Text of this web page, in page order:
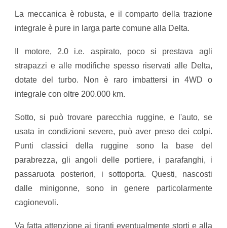
La meccanica è robusta, e il comparto della trazione
integrale è pure in larga parte comune alla Delta.
Il motore, 2.0 i.e. aspirato, poco si prestava agli
strapazzi e alle modifiche spesso riservati alle Delta,
dotate del turbo. Non è raro imbattersi in 4WD o
integrale con oltre 200.000 km.
Sotto, si può trovare parecchia ruggine, e l'auto, se
usata in condizioni severe, può aver preso dei colpi.
Punti classici della ruggine sono la base del
parabrezza, gli angoli delle portiere, i parafanghi, i
passaruota posteriori, i sottoporta. Questi, nascosti
dalle minigonne, sono in genere particolarmente
cagionevoli.
Va fatta attenzione ai tiranti eventualmente storti e alla